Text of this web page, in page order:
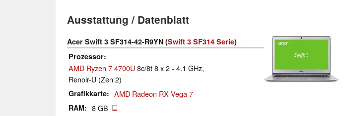
Ausstattung / Datenblatt
Acer Swift 3 SF314-42-R9YN (Swift 3 SF314 Serie)
Prozessor
AMD Ryzen 7 4700U8c/8t 8 x 2 - 4.1 GHz,
Renoir-U (Zen 2)
Grafikkarte AMD Radeon RX Vega 7
RAM 8 GB